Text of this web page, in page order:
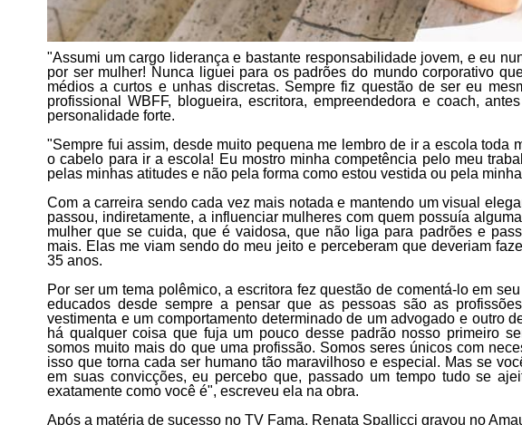
"Assumi um cargo liderança e bastante responsabilidade jovem, e eu
por ser mulher! Nunca liguei para os padrões do mundo corporativo
médios a curtos e unhas discretas. Sempre fiz questão de ser eu
profissional WBFF, blogueira, escritora, empreendedora e coach,
personalidade forte.
"Sempre fui assim, desde muito pequena me lembro de ir a escola toda
o cabelo para ir a escola! Eu mostro minha competência pelo meu
pelas minhas atitudes e não pela forma como estou vestida ou pela
Com a carreira sendo cada vez mais notada e mantendo um visual
passou, indiretamente, a influenciar mulheres com quem possuía
mulher que se cuida, que é vaidosa, que não liga para padrões e
mais. Elas me viam sendo do meu jeito e perceberam que deveriam
35 anos.
Por ser um tema polêmico, a escritora fez questão de comentá-lo em
educados desde sempre a pensar que as pessoas são as
vestimenta e um comportamento determinado de um advogado e outro
há qualquer coisa que fuja um pouco desse padrão nosso primeiro
somos muito mais do que uma profissão. Somos seres únicos com
isso que torna cada ser humano tão maravilhoso e especial. Mas se
em suas convicções, eu percebo que, passado um tempo tudo se
exatamente como você é", escreveu ela na obra.
Após a matéria de sucesso no TV Fama, Renata Spallicci gravou no